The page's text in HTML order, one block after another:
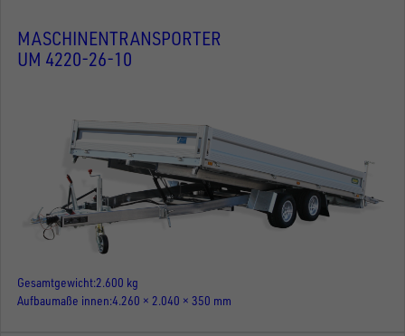
MASCHINENTRANSPORTER
UM 4220-26-10
Gesamtgewicht 2.600 kg
Aufbaumaße innen 4.260 × 2.040 × 350 mm